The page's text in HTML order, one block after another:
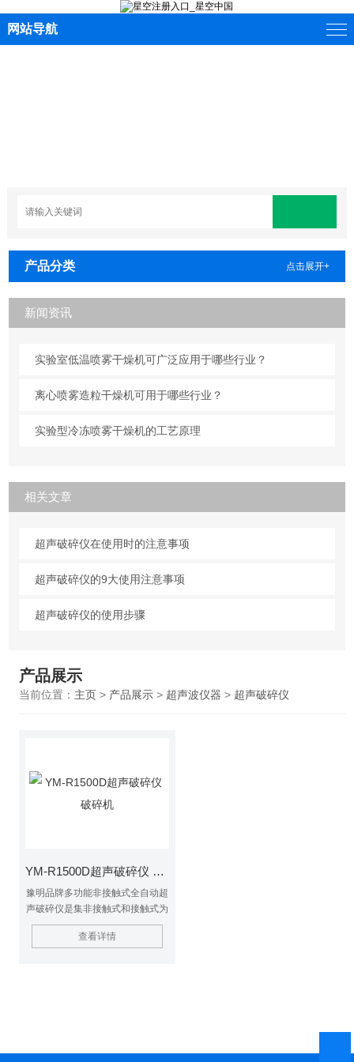
网站导航
产品分类 点击展开+
新闻资讯
实验室低温喷雾干燥机可广泛应用于哪些行业？
离心喷雾造粒干燥机可用于哪些行业？
实验型冷冻喷雾干燥机的工艺原理
相关文章
超声破碎仪在使用时的注意事项
超声破碎仪的9大使用注意事项
超声破碎仪的使用步骤
产品展示
当前位置： 主页> 产品展示> 超声波仪器 > 超声破碎仪
YM-R1500D超声破碎仪 破碎机
豫明品牌多功能非接触式全自动超
声破碎仪是集非接触式和接触式为
一体的多功能超声波破碎。
查看详情